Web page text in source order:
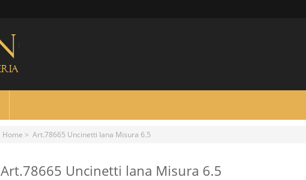
Home > Art.78665 Uncinetti lana Misura 6.5
Art.78665 Uncinetti lana Misura 6.5